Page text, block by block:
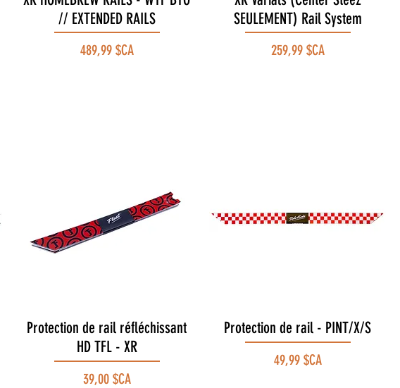
// EXTENDED RAILS
Prix
489,99 $CA
SEULEMENT) Rail System
Prix
259,99 $CA
Aperçu rapide
Protection de rail réfléchissant
HD TFL - XR
Prix
39,00 $CA
Aperçu rapide
Protection de rail - PINT/X/S
Prix
49,99 $CA